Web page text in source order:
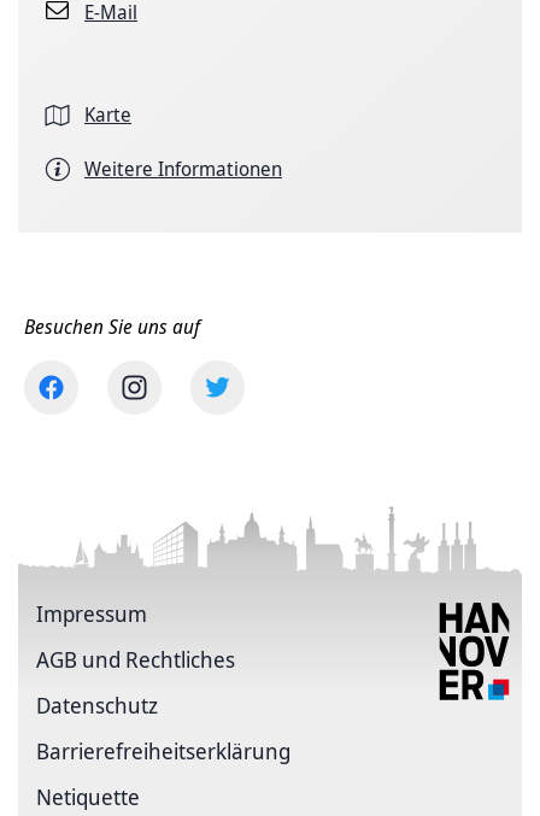
E-Mail
Karte
Weitere Informationen
Besuchen Sie uns auf
Impressum
AGB und Rechtliches
Datenschutz
Barriere­freiheits­erklärung
Netiquette